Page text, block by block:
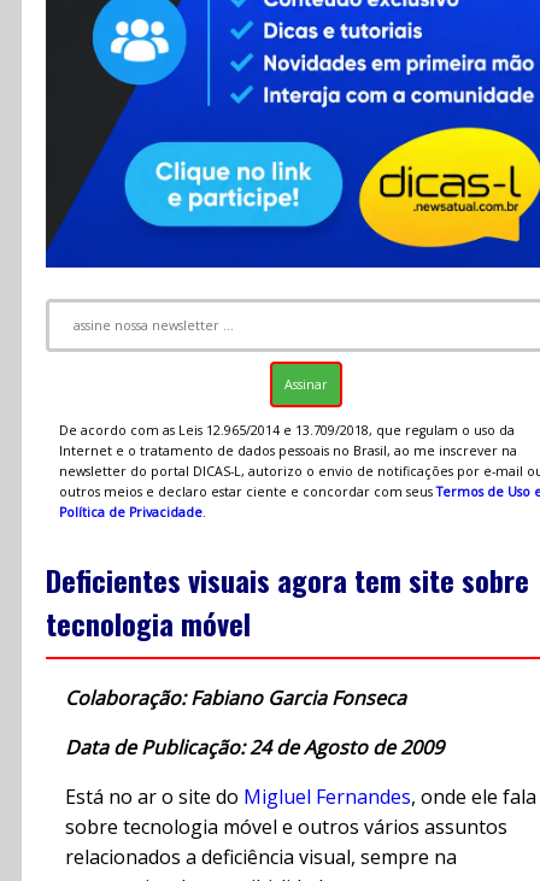
Contato
RSS
De acordo com as Leis 12.965/2014 e 13.709/2018, que regulam o uso da
Internet e o tratamento de dados pessoais no Brasil, ao me inscrever na
newsletter do portal DICAS-L, autorizo o envio de notificações por e-mail
outros meios e declaro estar ciente e concordar com seusTermos de Uso
Política de Privacidade.
Deficientes visuais agora tem site sobre
tecnologia móvel
Colaboração: Fabiano Garcia Fonseca
Data de Publicação: 24 de Agosto de 2009
Está no ar o site do Migluel Fernandes, onde ele fala
sobre tecnologia móvel e outros vários assuntos
relacionados a deficiência visual, sempre na